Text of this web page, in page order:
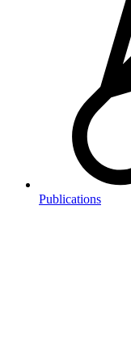
Publications